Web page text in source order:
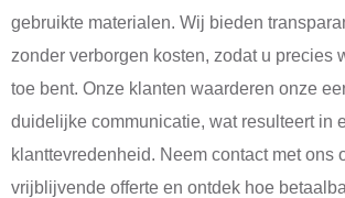
gebruikte materialen. Wij bieden
zonder verborgen kosten, zodat u precies
toe bent. Onze klanten waarderen onze
duidelijke communicatie, wat resulteert in
klanttevredenheid. Neem contact met ons
vrijblijvende offerte en ontdek hoe